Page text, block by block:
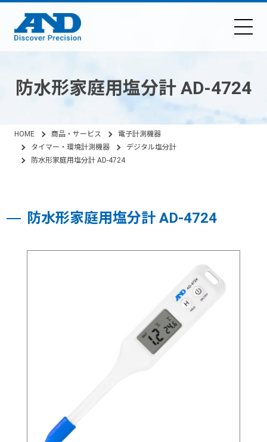
防水形家庭用塩分計 AD-4724
HOME 商品・サービス
電子計測機器
タイマー・環境計測機器
デジタル塩分計
防水形家庭用塩分計 AD-4724
防水形家庭用塩分計 AD-4724